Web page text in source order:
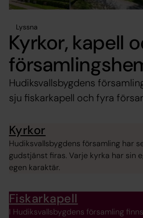
Lyssna
Kyrkor, kapell
Hudiksvallsbygdens
sju fiskarkapell och fyra
Kyrkor
Hudiksvallsbygdens församling har
gudstjänst firas. Varje kyrka har sin
egen karaktär.
Fiskarkapell
I Hudiksvallsbygdens församling